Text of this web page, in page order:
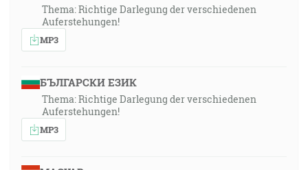
Thema: Richtige Darlegung der verschiedenen
Auferstehungen!
MP3
БЪЛГАРСКИ ЕЗИК
Thema: Richtige Darlegung der verschiedenen
Auferstehungen!
MP3